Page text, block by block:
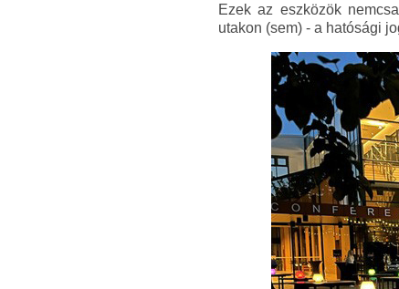
Ezek az eszközök
utakon (sem) - a hatósági